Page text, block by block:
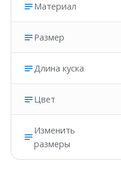
Материал
Размер
Длина куска
Цвет
Изменить
размеры